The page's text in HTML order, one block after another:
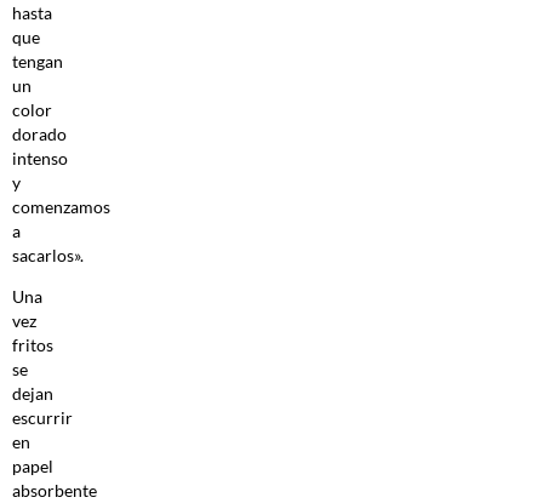
hasta
que
tengan
un
color
dorado
intenso
y
comenzamos
a
sacarlos».
Una
vez
fritos
se
dejan
escurrir
en
papel
absorbente